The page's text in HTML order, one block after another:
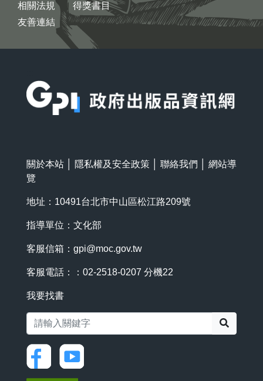
相關法規
友善連結
得獎書目
關於本站 隱私權及安全政策 聯絡我們
網站導
覽
地址：10491台北市中山區松江路209號
指導單位：文化部
客服信箱： gpi@moc.gov.tw
客服電話：：02-2518-0207 分機22
我要找書